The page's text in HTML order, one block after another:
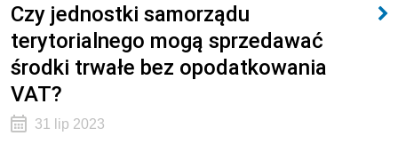
Czy jednostki samorządu
terytorialnego mogą sprzedawać
środki trwałe bez opodatkowania
VAT?
31 lip 2023